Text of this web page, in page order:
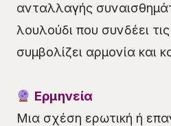
ανταλλαγής
λουλούδι που συνδέει
συμβολίζει αρμονία και
Ερμηνεία
Μια σχέση ερωτική ή